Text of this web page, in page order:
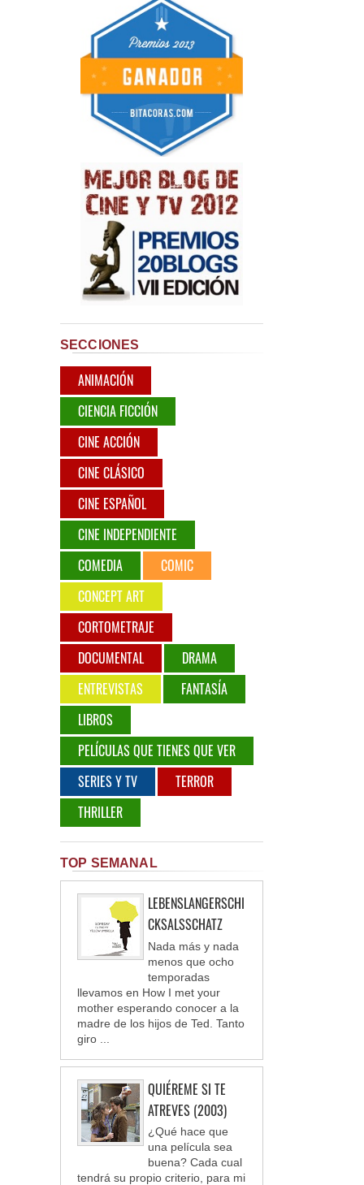
SECCIONES
ANIMACIÓN
CIENCIA FICCIÓN
CINE ACCIÓN
CINE CLÁSICO
CINE ESPAÑOL
CINE INDEPENDIENTE
COMEDIA
COMIC
CONCEPT ART
CORTOMETRAJE
DOCUMENTAL
DRAMA
ENTREVISTAS
FANTASÍA
LIBROS
PELÍCULAS QUE TIENES QUE VER
SERIES Y TV
TERROR
THRILLER
TOP SEMANAL
LEBENSLANGERSCHI
CKSALSSCHATZ
Nada más y nada
menos que ocho
temporadas
llevamos en How I met your
mother esperando conocer a la
madre de los hijos de Ted. Tanto
giro ...
QUIÉREME SI TE
ATREVES (2003)
¿Qué hace que
una película sea
buena? Cada cual
tendrá su propio criterio, para mi